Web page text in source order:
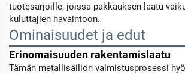
tuotesarjoille, joissa pakkauksen laatu
kuluttajien havaintoon.
Ominaisuudet ja edut
Erinomaisuuden rakentamislaatu
Tämän metallisäiliön valmistusprosessi